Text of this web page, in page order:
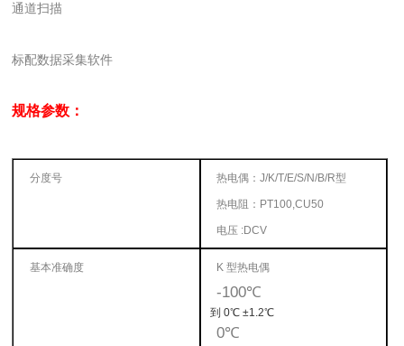
通道扫描
标配数据采集软件
规格参数：
分度号 热电偶：J/K/T/E/S/N/B/R型
热电阻： PT100,CU50
电压 :DCV
基本准确度 K 型热电偶
-100℃
到 0℃ ±1.2℃
0℃